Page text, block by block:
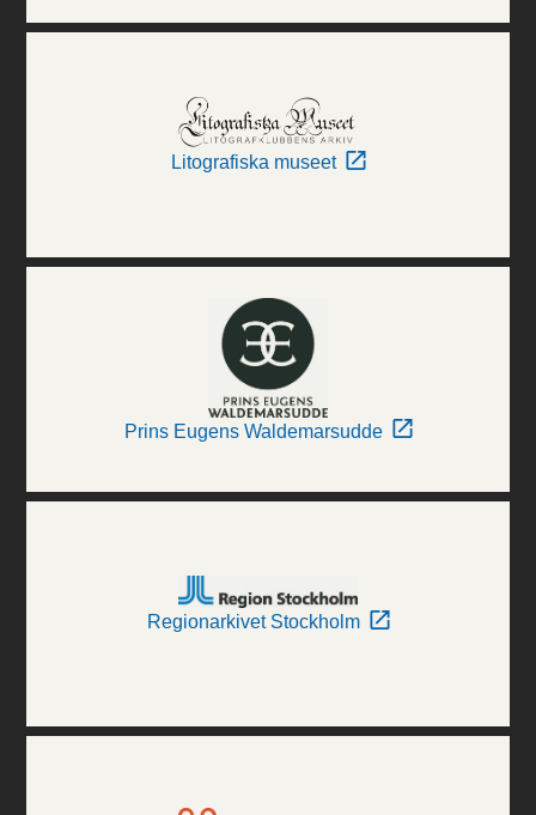
Litografiska museet
Prins Eugens Waldemarsudde
Regionarkivet Stockholm